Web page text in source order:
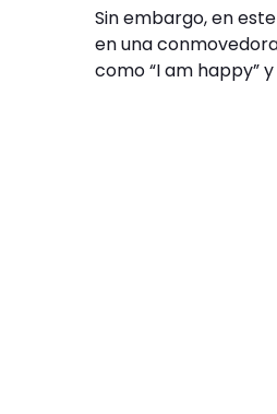
Sin embargo, en
en una
como “I am happy”